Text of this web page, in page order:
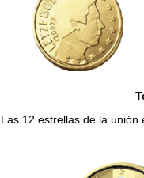
Las 12 estrellas de la